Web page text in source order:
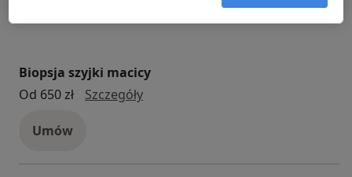
Biopsja szyjki macicy
Od 650 zł
Szczegółybiopsja szyjki macicy
Umów